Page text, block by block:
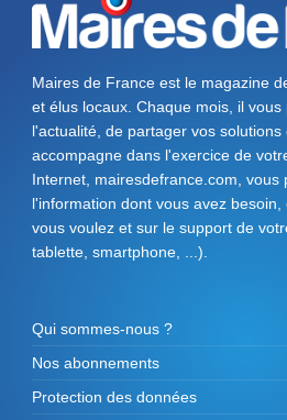
Maires de France est le magazine
et élus locaux. Chaque mois, il
l'actualité, de partager vos
accompagne dans l'exercice de
Internet, mairesdefrance.com, vous
l'information dont vous avez
vous voulez et sur le support de
tablette, smartphone, ...).
Qui sommes-nous ?
Nos abonnements
Protection des données